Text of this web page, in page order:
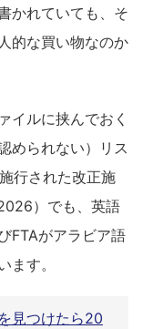
かれていても、そ
的な買い物なのか
イルに挟んでおく
められない）リス
行された改正施
）でも、英語
FTAがアラビア語
ます。
見つけたら20